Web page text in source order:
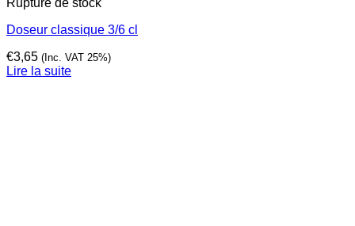
Rupture de stock
Doseur classique 3/6 cl
€3,65 (Inc. VAT 25%)
Lire la suite